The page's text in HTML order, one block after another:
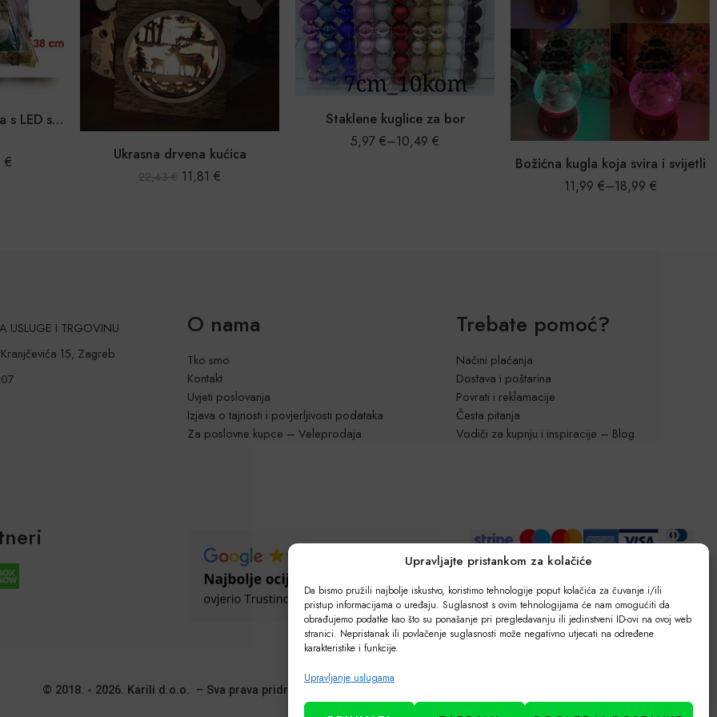
Upravljajte pristankom za kolačiće
Da bismo pružili najbolje iskustvo, koristimo tehnologije poput kolačića za čuvanje i/ili
pristup informacijama o uređaju. Suglasnost s ovim tehnologijama će nam omogućiti da
obrađujemo podatke kao što su ponašanje pri pregledavanju ili jedinstveni ID-ovi na ovoj web
stranici. Nepristanak ili povlačenje suglasnosti može negativno utjecati na određene
karakteristike i funkcije.
Upravljanje uslugama
13,14€–14,47€
USLUGE I TRGOVINU
15, Zagreb
O nama
Tko smo
Kontakt
Uvjeti poslovanja
Izjava o tajnosti i povjerljivosti podataka
Za poslovne kupce – Veleprodaja
Trebate pomoć?
Načini plaćanja
Dostava i poštarina
Povrati i reklamacije
Česta pitanja
Vodiči za kupnju i inspiracije – Blog
© 2018. - 2026. Karili d.o.o. – Sva prava pridržana!